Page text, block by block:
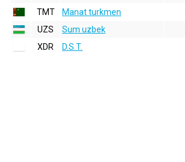
TMT
Manat turkmen
UZS
Sum uzbek
XDR
D.S.T.